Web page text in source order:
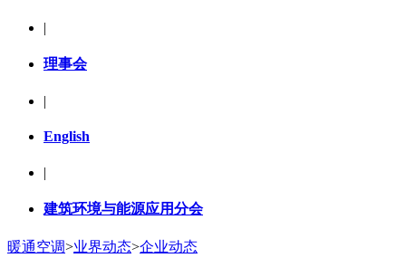
|
理事会
|
English
|
建筑环境与能源应用分会
暖通空调>业界动态>企业动态